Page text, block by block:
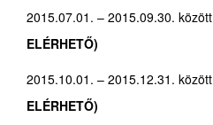
2015.07.01. – 2015.09.30. között
ELÉRHETŐ)
2015.10.01. – 2015.12.31. között
ELÉRHETŐ)